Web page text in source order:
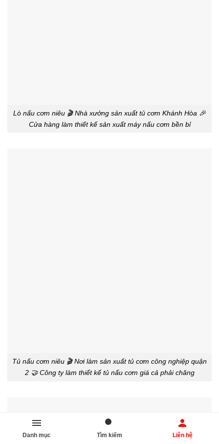
Lò nấu cơm niêu 🎬 Nhà xưởng sản xuất tủ cơm Khánh Hòa 🎉
Cửa hàng làm thiết kế sản xuất máy nấu cơm bền bỉ
Tủ nấu cơm niêu 🎬 Nơi làm sản xuất tủ cơm công nghiệp quận
2 🤝 Công ty làm thiết kế tủ nấu cơm giá cả phải chăng
Danh mục Tìm kiếm Liên hệ